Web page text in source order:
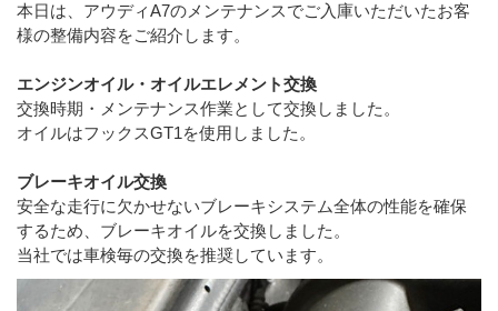
本日は、アウディA7のメンテナンスでご入庫いただいたお客
様の整備内容をご紹介します。
エンジンオイル・オイルエレメント交換
交換時期・メンテナンス作業として交換しました。
オイルはフックスGT1を使用しました。
ブレーキオイル交換
安全な走行に欠かせないブレーキシステム全体の性能を確保
するため、ブレーキオイルを交換しました。
当社では車検毎の交換を推奨しています。